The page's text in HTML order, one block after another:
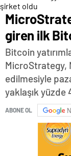
giren ilk
Bitcoin
MicroStrategy,
edilmesiyle
yaklaşık yüzde
ABONE OL